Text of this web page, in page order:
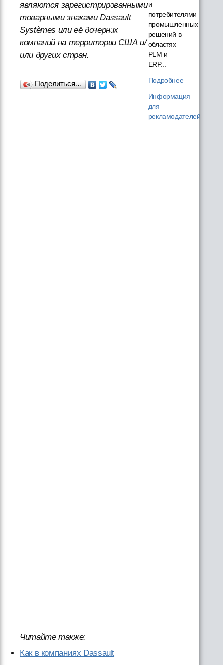
являются зарегистрированными
товарными знаками Dassault
Systèmes или её дочерних
компаний на территории США и/
или других стран.
Поделиться…
Читайте также:
Как в компаниях Dassault
и
потребителями
промышленных
решений в
областях
PLM и
ERP...
Подробнее
Информация
для
рекламодателей